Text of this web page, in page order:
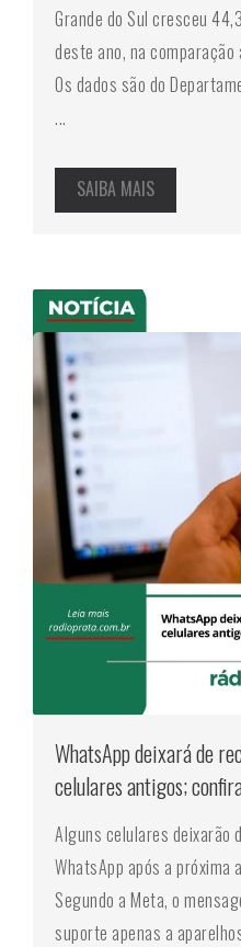
Grande do Sul cresceu
deste ano, na
Os dados são do
...
SAIBA MAIS
WhatsApp deixará de
celulares antigos;
Alguns celulares deixarão
WhatsApp após a próxima
Segundo a Meta, o
suporte apenas a